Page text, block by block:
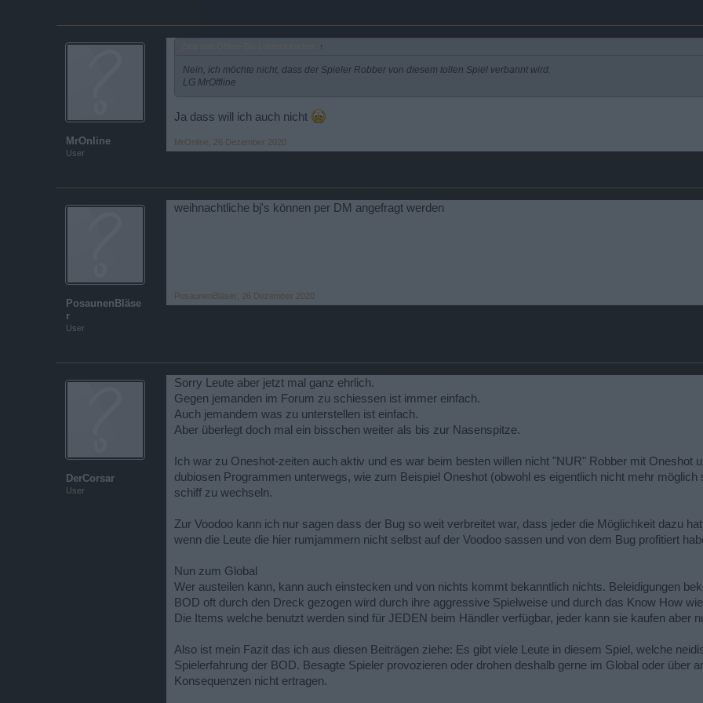
MrOnline
User
↑
Nein, ich möchte nicht, dass der Spieler Robber von diesem tollen Spiel verbannt wird.
LG MrOffline
Ja dass will ich auch nicht
MrOnline 26 Dezember 2020
PosaunenBläse
r
User
weihnachtliche bj's können per DM angefragt werden
PosaunenBläser 26 Dezember 2020
DerCorsar
User
Sorry Leute aber jetzt mal ganz ehrlich.
Gegen jemanden im Forum zu schiessen ist immer einfach.
Auch jemandem was zu unterstellen ist einfach.
Aber überlegt doch mal ein bisschen weiter als bis zur Nasenspitze.
Ich war zu Oneshot-zeiten auch aktiv und es war beim besten willen nicht "NUR" Robber mit Oneshot
dubiosen Programmen unterwegs, wie zum Beispiel Oneshot (obwohl es eigentlich nicht mehr
schiff zu wechseln.
Zur Voodoo kann ich nur sagen dass der Bug so weit verbreitet war, dass jeder die Möglichkeit dazu
wenn die Leute die hier rumjammern nicht selbst auf der Voodoo sassen und von dem Bug profitiert
Nun zum Global
Wer austeilen kann, kann auch einstecken und von nichts kommt bekanntlich nichts. Beleidigungen
BOD oft durch den Dreck gezogen wird durch ihre aggressive Spielweise und durch das Know How
Die Items welche benutzt werden sind für JEDEN beim Händler verfügbar, jeder kann sie kaufen aber
Also ist mein Fazit das ich aus diesen Beiträgen ziehe: Es gibt viele Leute in diesem Spiel, welche
Spielerfahrung der BOD. Besagte Spieler provozieren oder drohen deshalb gerne im Global oder über
Konsequenzen nicht ertragen.